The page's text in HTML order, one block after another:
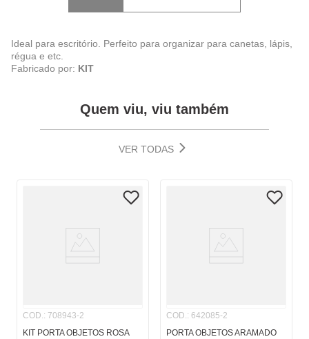
Ideal para escritório. Perfeito para organizar para canetas, lápis,
régua e etc.
Fabricado por: KIT
Quem viu, viu também
VER TODAS
COD.: 708943-2
KIT PORTA OBJETOS ROSA
COD.: 642085-2
PORTA OBJETOS ARAMADO